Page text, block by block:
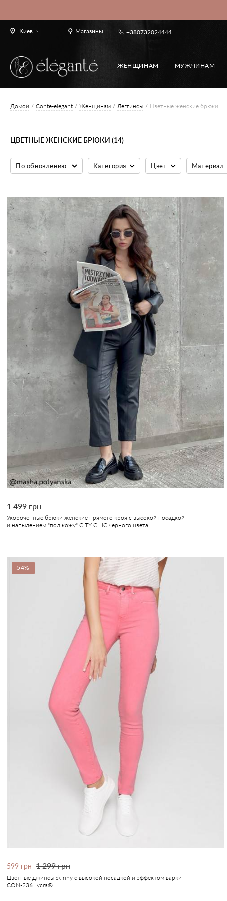
Киев Магазины +380732024444
ЖЕНЩИНАМ МУЖЧИНАМ
Домой Conte-elegant Женщинам Леггинсы Цветные женские брюки
ЦВЕТНЫЕ ЖЕНСКИЕ БРЮКИ (14)
По обновлению Категория Цвет Материал
1 499 грн
Укороченные брюки женские прямого кроя с высокой посадкой
и напылением "под кожу" CITY CHIC черного цвета
54%
599 грн 1 299 грн
Цветные джинсы skinny с высокой посадкой и эффектом варки
CON-236 Lycra®